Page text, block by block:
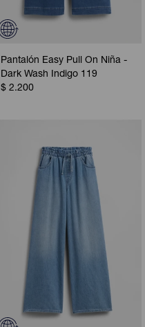
Pantalón Easy Pull On Niña -
Dark Wash Indigo 119
$ 2.200